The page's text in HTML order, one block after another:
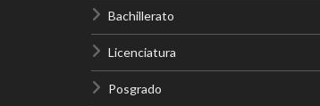
Bachillerato
Licenciatura
Posgrado